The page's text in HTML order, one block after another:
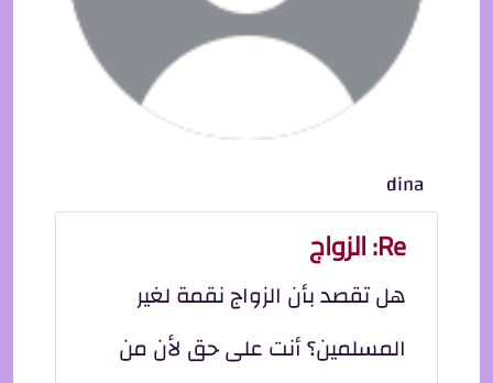
dina
Re: الزواج
هل تقصد بأن الزواج نقمة لغير
المسلمين؟ أنت على حق لأن من